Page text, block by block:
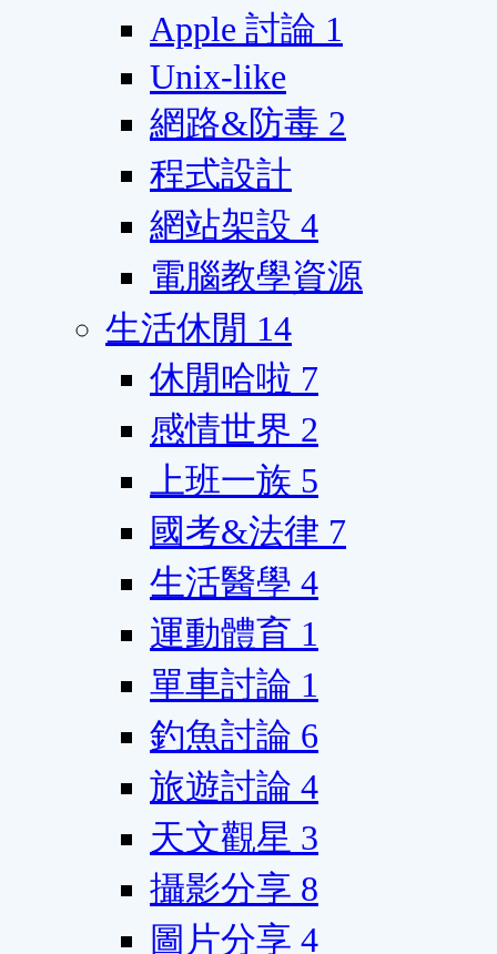
Apple 討論 1
Unix-like
網路&防毒 2
程式設計
網站架設 4
電腦教學資源
生活休閒 14
休閒哈啦 7
感情世界 2
上班一族 5
國考&法律 7
生活醫學 4
運動體育 1
單車討論 1
釣魚討論 6
旅遊討論 4
天文觀星 3
攝影分享 8
圖片分享 4